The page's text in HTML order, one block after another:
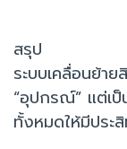
สรุป
ระบบเคลื่อนย้า
“อุปกรณ์” แต่เ
ทั้งหมดให้มีประ